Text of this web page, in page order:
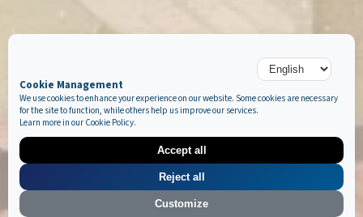
Cookie Management
We use cookies to enhance your experience on our website. Some cookies are necessary
for the site to function, while others help us improve our services.
Learn more in our Cookie Policy.
Accept all
Reject all
Customize